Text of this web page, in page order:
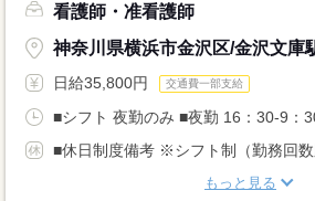
看護師・准看護師
神奈川県横浜市金沢区/金沢文庫
日給35,800円 交通費一部支給
■シフト 夜勤のみ ■夜勤 16：30-9：
■休日制度備考 ※シフト制（勤務回
もっと見る